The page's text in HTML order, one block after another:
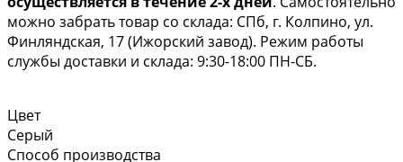
можно забрать товар со склада: СПб, г. Колпино, ул.
Финляндская, 17 (Ижорский завод). Режим работы
службы доставки и склада: 9:30-18:00 ПН-СБ.
Цвет
Серый
Способ производства